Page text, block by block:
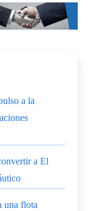
a la
a El
una flota